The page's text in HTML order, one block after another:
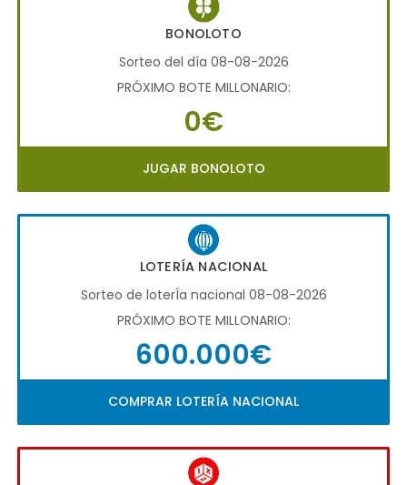
BONOLOTO
Sorteo del día 08-08-2026
PRÓXIMO BOTE MILLONARIO:
0€
JUGAR BONOLOTO
LOTERÍA NACIONAL
Sorteo de loterÍa nacional 08-08-2026
PRÓXIMO BOTE MILLONARIO:
600.000€
COMPRAR LOTERÍA NACIONAL